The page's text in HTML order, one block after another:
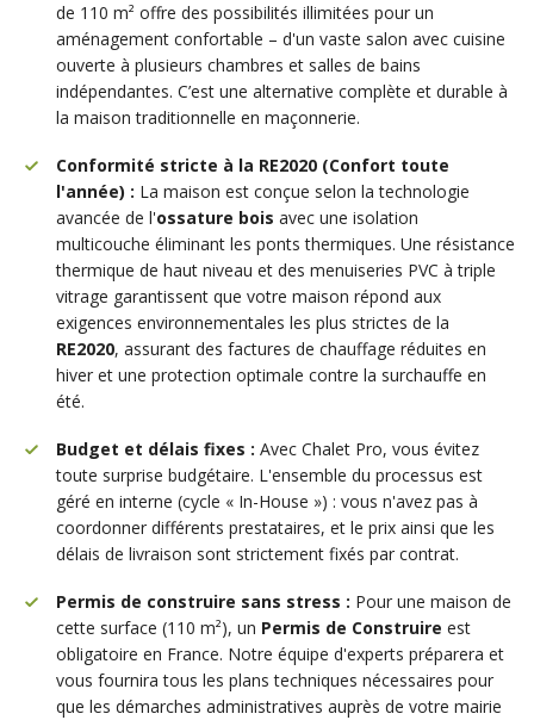
de 110 m² offre des possibilités illimitées pour un
aménagement confortable – d'un vaste salon avec cuisine
ouverte à plusieurs chambres et salles de bains
indépendantes. C’est une alternative complète et durable à
la maison traditionnelle en maçonnerie.
Conformité stricte à la RE2020 (Confort toute
l'année) : La maison est conçue selon la technologie
avancée de l'ossature bois avec une isolation
multicouche éliminant les ponts thermiques. Une résistance
thermique de haut niveau et des menuiseries PVC à triple
vitrage garantissent que votre maison répond aux
exigences environnementales les plus strictes de la
RE2020, assurant des factures de chauffage réduites en
hiver et une protection optimale contre la surchauffe en
été.
Budget et délais fixes : Avec Chalet Pro, vous évitez
toute surprise budgétaire. L'ensemble du processus est
géré en interne (cycle « In-House ») : vous n'avez pas à
coordonner différents prestataires, et le prix ainsi que les
délais de livraison sont strictement fixés par contrat.
Permis de construire sans stress : Pour une maison de
cette surface (110 m²), un Permis de Construire est
obligatoire en France. Notre équipe d'experts préparera et
vous fournira tous les plans techniques nécessaires pour
que les démarches administratives auprès de votre mairie